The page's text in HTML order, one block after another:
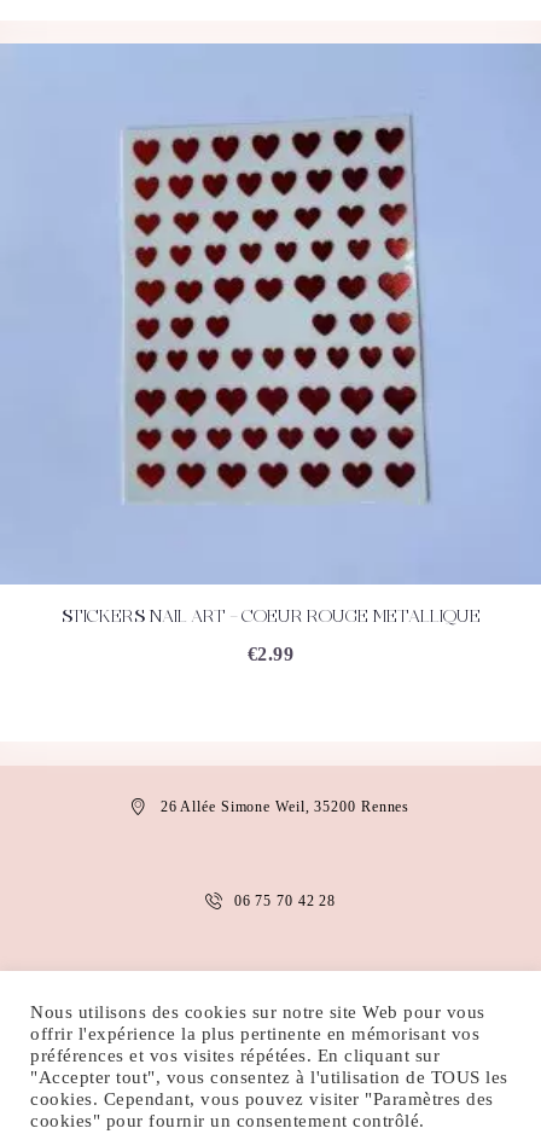
ACHETEZ DÉTAILS
STICKERS NAIL ART – COEUR ROUGE METALLIQUE
€2.99
26 Allée Simone Weil, 35200 Rennes
06 75 70 42 28
MENTIONS LÉGALES CONDITIONS D’UTILISATION
POLITIQUE DE COOKIES POLITIQUE DE CONFIDENTIALITÉ
Nous utilisons des cookies sur notre site Web pour vous
offrir l'expérience la plus pertinente en mémorisant vos
préférences et vos visites répétées. En cliquant sur
"Accepter tout", vous consentez à l'utilisation de TOUS les
cookies. Cependant, vous pouvez visiter "Paramètres des
cookies" pour fournir un consentement contrôlé.